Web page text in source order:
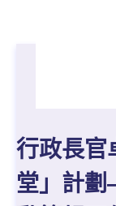
行政長官
堂」計